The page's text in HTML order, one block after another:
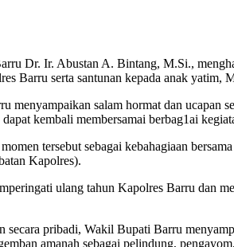
Dr. Ir. Abustan A. Bintang, M.Si.,
Barru serta santunan kepada anak yatim,
menyampaikan salam hormat dan
kembali membersamai berbag1ai
tersebut sebagai kebahagiaan
Kapolres).
ulang tahun Kapolres Barru dan
secara pribadi, Wakil Bupati Barru
amanah sebagai pelindung,